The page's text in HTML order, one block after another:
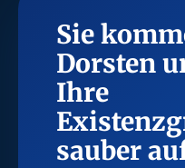
Sie
Dorsten
Ihre
sauber